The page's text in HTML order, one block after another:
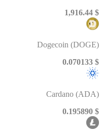
$ 1,916.44
Dogecoin (DOGE)
$ 0.070133
Cardano (ADA)
$ 0.195890